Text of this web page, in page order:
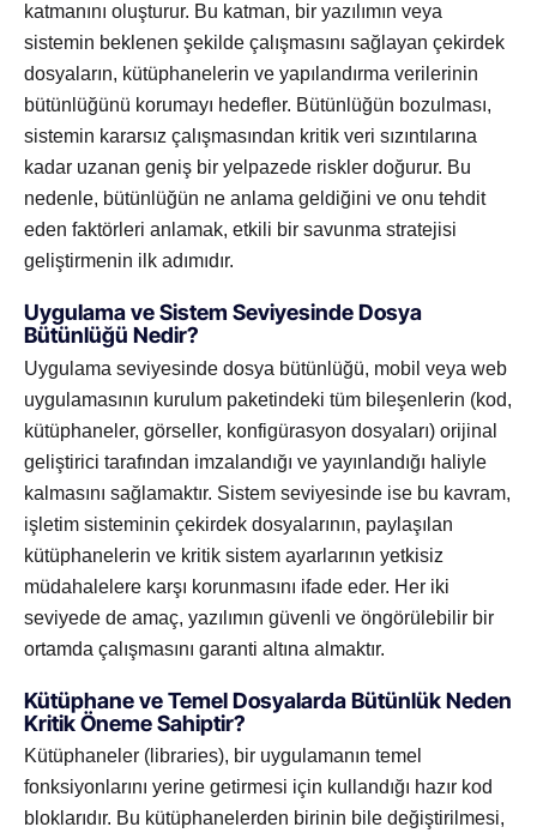
katmanını oluşturur. Bu katman, bir yazılımın veya
sistemin beklenen şekilde çalışmasını sağlayan çekirdek
dosyaların, kütüphanelerin ve yapılandırma verilerinin
bütünlüğünü korumayı hedefler. Bütünlüğün bozulması,
sistemin kararsız çalışmasından kritik veri sızıntılarına
kadar uzanan geniş bir yelpazede riskler doğurur. Bu
nedenle, bütünlüğün ne anlama geldiğini ve onu tehdit
eden faktörleri anlamak, etkili bir savunma stratejisi
geliştirmenin ilk adımıdır.
Uygulama ve Sistem Seviyesinde Dosya
Bütünlüğü Nedir?
Uygulama seviyesinde dosya bütünlüğü, mobil veya web
uygulamasının kurulum paketindeki tüm bileşenlerin (kod,
kütüphaneler, görseller, konfigürasyon dosyaları) orijinal
geliştirici tarafından imzalandığı ve yayınlandığı haliyle
kalmasını sağlamaktır. Sistem seviyesinde ise bu kavram,
işletim sisteminin çekirdek dosyalarının, paylaşılan
kütüphanelerin ve kritik sistem ayarlarının yetkisiz
müdahalelere karşı korunmasını ifade eder. Her iki
seviyede de amaç, yazılımın güvenli ve öngörülebilir bir
ortamda çalışmasını garanti altına almaktır.
Kütüphane ve Temel Dosyalarda Bütünlük Neden
Kritik Öneme Sahiptir?
Kütüphaneler (libraries), bir uygulamanın temel
fonksiyonlarını yerine getirmesi için kullandığı hazır kod
bloklarıdır. Bu kütüphanelerden birinin bile değiştirilmesi,